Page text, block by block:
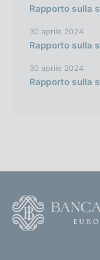
Rapporto sulla
30 aprile 2024
Rapporto sulla
30 aprile 2024
Rapporto sulla